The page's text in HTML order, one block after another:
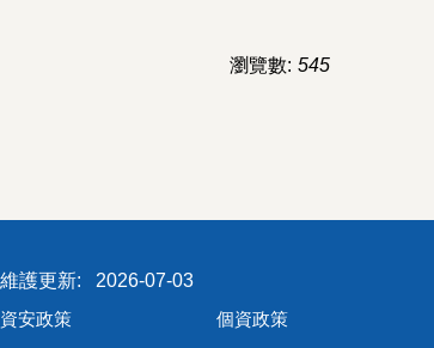
瀏覽數: 545
2026-07-03
資安政策
個資政策